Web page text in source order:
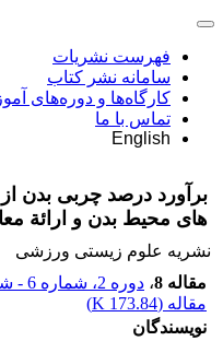
فهرست نشریات
سامانه نشر کتاب
کارگاه‌ها و دوره‌های
تماس با ما
English
برآورد درصد چربی بدن
های محیط بدن و ارائة
نشریه علوم زیستی ورزشی
مقاله 8
، دوره 2، شماره 6 - شماره پیاپی 711892
مقاله (173.84 K
)
نویسندگان